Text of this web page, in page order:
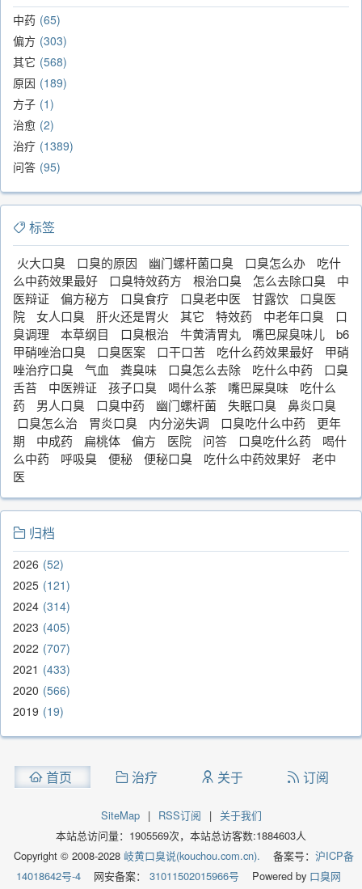
中药 65
偏方 303
其它 568
原因 189
方子 1
治愈 2
治疗 1389
问答 95
标签
火大口臭 口臭的原因 幽门螺杆菌口臭 口臭怎么办
吃什
么中药效果最好
口臭特效药方 根治口臭 怎么去除口臭
中
医辩证
偏方秘方 口臭食疗 口臭老中医 甘露饮
口臭医
院
女人口臭 肝火还是胃火 其它 特效药 中老年口臭
口
臭调理
本草纲目 口臭根治 牛黄清胃丸 嘴巴屎臭味儿
b6
甲硝唑治口臭
口臭医案 口干口苦 吃什么药效果最好
甲硝
唑治疗口臭
气血 粪臭味 口臭怎么去除 吃什么中药
口臭
舌苔
中医辨证 孩子口臭 喝什么茶 嘴巴屎臭味
吃什么
药
男人口臭 口臭中药 幽门螺杆菌 失眠口臭
鼻炎口臭
口臭怎么治
胃炎口臭 内分泌失调 口臭吃什么中药
更年
期
中成药 扁桃体 偏方 医院 问答 口臭吃什么药
喝什
么中药
呼吸臭 便秘 便秘口臭 吃什么中药效果好
老中
医
归档
2026 52
2025 121
2024 314
2023 405
2022 707
2021
433
2020 566
2019 19
首页 治疗 关于 订阅
SiteMap | RSS订阅 |
关于我们
本站总访问量： 1905569次，本站总访客数:1884603人
Copyright © 2008-2028 岐黄口臭说(kouchou.com.cn). 备案号： 沪ICP备
14018642号-4
网安备案： 31011502015966号 Powered by 口臭网